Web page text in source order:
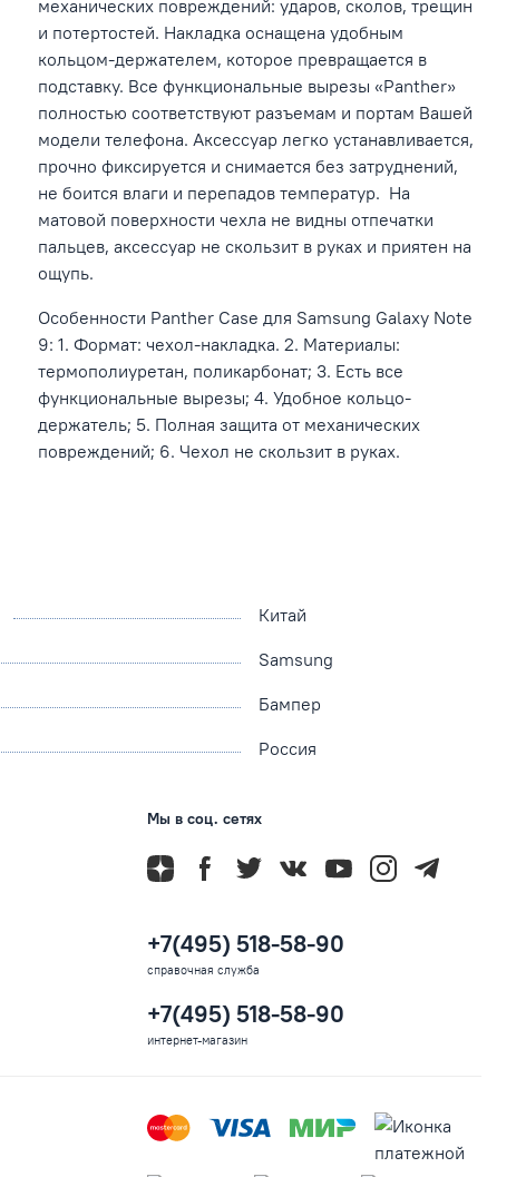
механических повреждений: ударов, сколов, трещин
и потертостей. Накладка оснащена удобным
кольцом-держателем, которое превращается в
подставку. Все функциональные вырезы «Panther»
полностью соответствуют разъемам и портам Вашей
модели телефона. Аксессуар легко устанавливается,
прочно фиксируется и снимается без затруднений,
не боится влаги и перепадов температур. На
матовой поверхности чехла не видны отпечатки
пальцев, аксессуар не скользит в руках и приятен на
ощупь.
Особенности Panther Case для Samsung Galaxy Note
9: 1. Формат: чехол-накладка. 2. Материалы:
термополиуретан, поликарбонат; 3. Есть все
функциональные вырезы; 4. Удобное кольцо-
держатель; 5. Полная защита от механических
повреждений; 6. Чехол не скользит в руках.
Китай
Samsung
Бампер
Россия
Мы в соц. сетях
+7(495) 518-58-90
справочная служба
+7(495) 518-58-90
интернет-магазин